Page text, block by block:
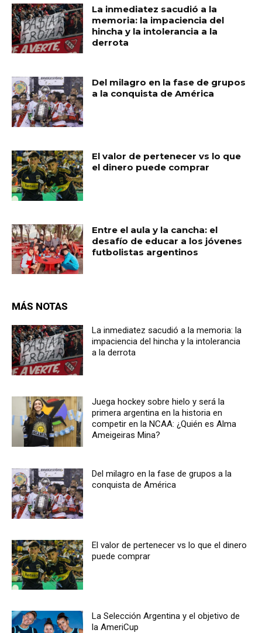
La inmediatez sacudió a la
memoria: la impaciencia del
hincha y la intolerancia a la
derrota
Del milagro en la fase de grupos
a la conquista de América
El valor de pertenecer vs lo que
el dinero puede comprar
Entre el aula y la cancha: el
desafío de educar a los jóvenes
futbolistas argentinos
MÁS NOTAS
La inmediatez sacudió a la memoria: la
impaciencia del hincha y la intolerancia
a la derrota
Juega hockey sobre hielo y será la
primera argentina en la historia en
competir en la NCAA: ¿Quién es Alma
Ameigeiras Mina?
Del milagro en la fase de grupos a la
conquista de América
El valor de pertenecer vs lo que el dinero
puede comprar
La Selección Argentina y el objetivo de
la AmeriCup